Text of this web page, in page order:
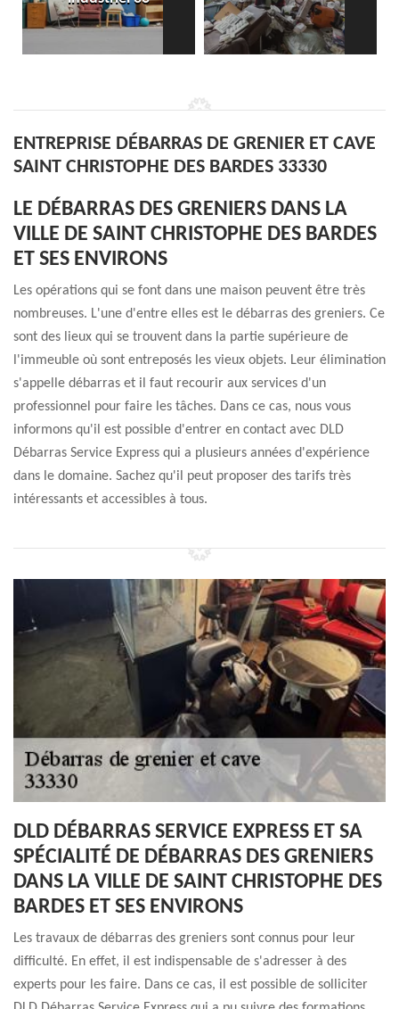
ENTREPRISE DÉBARRAS DE GRENIER ET CAVE
SAINT CHRISTOPHE DES BARDES 33330
LE DÉBARRAS DES GRENIERS DANS LA
VILLE DE SAINT CHRISTOPHE DES BARDES
ET SES ENVIRONS
Les opérations qui se font dans une maison peuvent être très
nombreuses. L'une d'entre elles est le débarras des greniers. Ce
sont des lieux qui se trouvent dans la partie supérieure de
l'immeuble où sont entreposés les vieux objets. Leur élimination
s'appelle débarras et il faut recourir aux services d'un
professionnel pour faire les tâches. Dans ce cas, nous vous
informons qu'il est possible d'entrer en contact avec DLD
Débarras Service Express qui a plusieurs années d'expérience
dans le domaine. Sachez qu'il peut proposer des tarifs très
intéressants et accessibles à tous.
DLD DÉBARRAS SERVICE EXPRESS ET SA
SPÉCIALITÉ DE DÉBARRAS DES GRENIERS
DANS LA VILLE DE SAINT CHRISTOPHE DES
BARDES ET SES ENVIRONS
Les travaux de débarras des greniers sont connus pour leur
difficulté. En effet, il est indispensable de s'adresser à des
experts pour les faire. Dans ce cas, il est possible de solliciter